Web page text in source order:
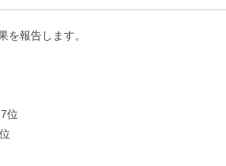
報告します。
位